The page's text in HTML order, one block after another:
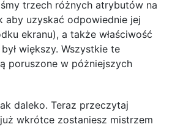
trzech różnych atrybutów na
aby uzyskać odpowiednie jej
ekranu), a także właściwość
większy. Wszystkie te
poruszone w póżniejszych
daleko. Teraz przeczytaj
wkrótce zostaniesz mistrzem